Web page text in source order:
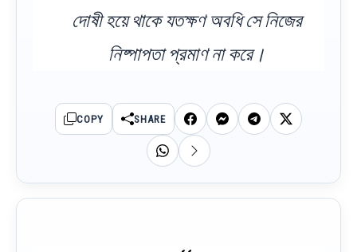
দোষী হয়ে থাকে যতক্ষণ অবধি সে নিজের
নিষ্পাপতা প্রমাণ না করে।
COPY SHARE